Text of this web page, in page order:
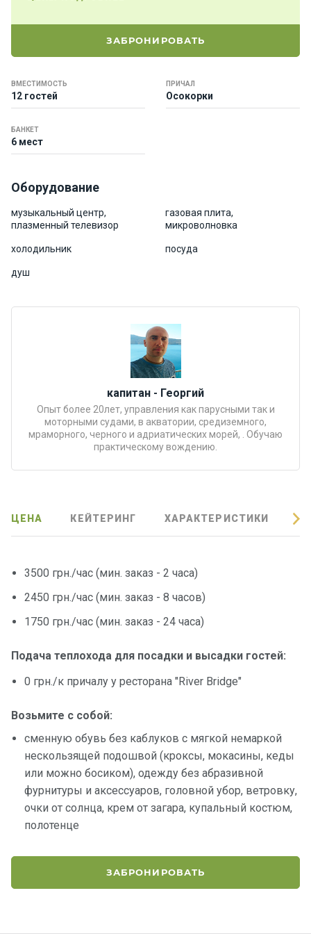
ЗАБРОНИРОВАТЬ
ВМЕСТИМОСТЬ
12 гостей
ПРИЧАЛ
Осокорки
БАНКЕТ
6 мест
Оборудование
музыкальный центр,
плазменный телевизор
газовая плита,
микроволновка
холодильник посуда
душ
капитан - Георгий
Опыт более 20лет, управления как парусными так и
моторными судами, в акватории, средиземного,
мраморного, черного и адриатических морей, . Обучаю
практическому вождению.
ЦЕНА КЕЙТЕРИНГ ХАРАКТЕРИСТИКИ
3500 грн./час (мин. заказ - 2 часа)
2450 грн./час (мин. заказ - 8 часов)
1750 грн./час (мин. заказ - 24 часа)
Подача теплохода для посадки и высадки гостей:
0 грн./к причалу у ресторана "River Bridge"
Возьмите с собой:
сменную обувь без каблуков с мягкой немаркой
нескользящей подошвой (кроксы, мокасины, кеды
или можно босиком), одежду без абразивной
фурнитуры и аксессуаров, головной убор, ветровку,
очки от солнца, крем от загара, купальный костюм,
полотенце
ЗАБРОНИРОВАТЬ
я
К
е
О нас
ммы
Развле
чения
Речные
Контакт
ы